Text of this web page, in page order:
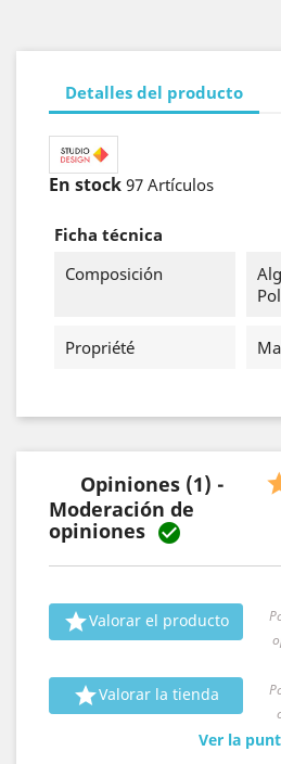
Detalles del producto
En stock 97 Artículos
Ficha técnica
Composición
Propriété
Opiniones (1) -
Moderación de
opiniones 
Valorar el producto
Valorar la tienda
Ver la